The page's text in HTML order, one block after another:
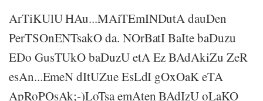
ArTiKUlU HAu...MAiTEmINDutA dauDen
PerTSOnENTsakO da. NOrBatI BaIte baDuzu
EDo GusTUkO baDuzU etA Ez BAdAkiZu ZeR
esAn...EmeN dItUZue EsLdI gOxOaK eTA
ApRoPOsAk;-)LoTsa emAten BAdIzU oLaKO